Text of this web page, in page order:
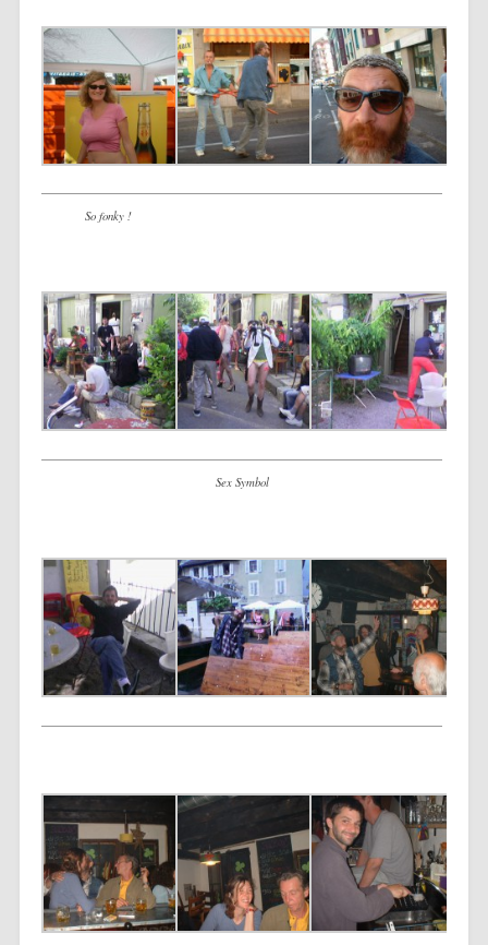
So fonky !
Sex Symbol